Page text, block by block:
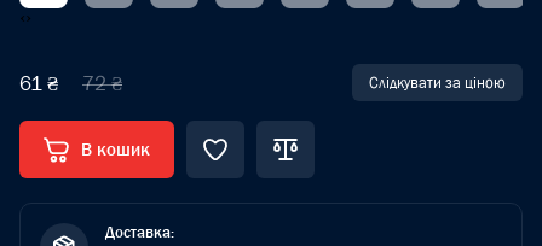
‹›
61 ₴ 72 ₴ Слідкувати за ціною
В кошик
Доставка: